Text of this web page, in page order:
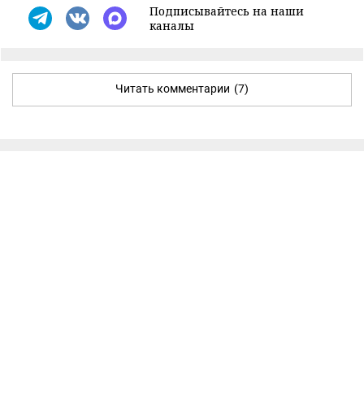
Подписывайтесь на наши
каналы
Читать комментарии (7)